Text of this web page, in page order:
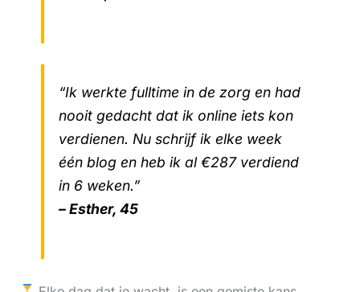
“Ik werkte fulltime in de zorg en had
nooit gedacht dat ik online iets kon
verdienen. Nu schrijf ik elke week
één blog en heb ik al €287 verdiend
in 6 weken.”
– Esther, 45